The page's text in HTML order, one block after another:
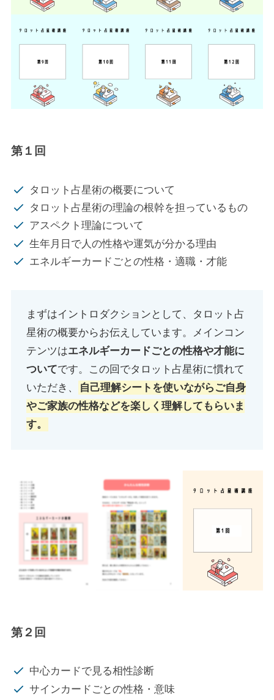
第１回
タロット占星術の概要について
タロット占星術の理論の根幹を担っているもの
アスペクト理論について
生年月日で人の性格や運気が分かる理由
エネルギーカードごとの性格・適職・才能
まずはイントロダクションとして、タロット占
星術の概要からお伝えしています。メインコン
テンツはエネルギーカードごとの性格や才能に
ついてです。この回でタロット占星術に慣れて
いただき、
自己理解シートを使いながらご自身
やご家族の性格などを楽しく理解してもらいま
す。
第２回
中心カードで見る相性診断
サインカードごとの性格・意味